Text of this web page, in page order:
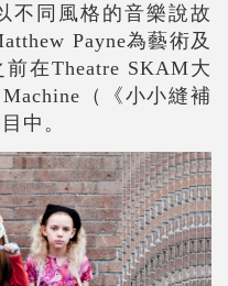
不同風格的音樂說故
Payne為藝術及
在Theatre SKAM大
（《小小縫補
中。